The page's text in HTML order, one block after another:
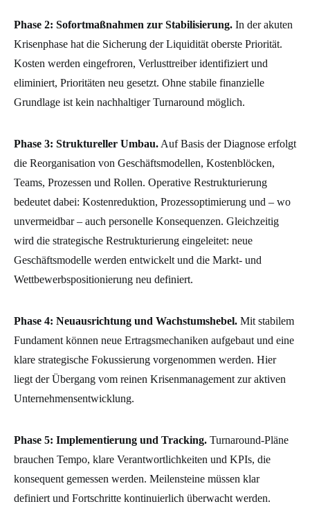
Phase 2: Sofortmaßnahmen zur Stabilisierung. In der akuten
Krisenphase hat die Sicherung der Liquidität oberste Priorität.
Kosten werden eingefroren, Verlusttreiber identifiziert und
eliminiert, Prioritäten neu gesetzt. Ohne stabile finanzielle
Grundlage ist kein nachhaltiger Turnaround möglich.
Phase 3: Struktureller Umbau. Auf Basis der Diagnose erfolgt
die Reorganisation von Geschäftsmodellen, Kostenblöcken,
Teams, Prozessen und Rollen. Operative Restrukturierung
bedeutet dabei: Kostenreduktion, Prozessoptimierung und – wo
unvermeidbar – auch personelle Konsequenzen. Gleichzeitig
wird die strategische Restrukturierung eingeleitet: neue
Geschäftsmodelle werden entwickelt und die Markt- und
Wettbewerbspositionierung neu definiert.
Phase 4: Neuausrichtung und Wachstumshebel. Mit stabilem
Fundament können neue Ertragsmechaniken aufgebaut und eine
klare strategische Fokussierung vorgenommen werden. Hier
liegt der Übergang vom reinen Krisenmanagement zur aktiven
Unternehmensentwicklung.
Phase 5: Implementierung und Tracking. Turnaround-Pläne
brauchen Tempo, klare Verantwortlichkeiten und KPIs, die
konsequent gemessen werden. Meilensteine müssen klar
definiert und Fortschritte kontinuierlich überwacht werden.